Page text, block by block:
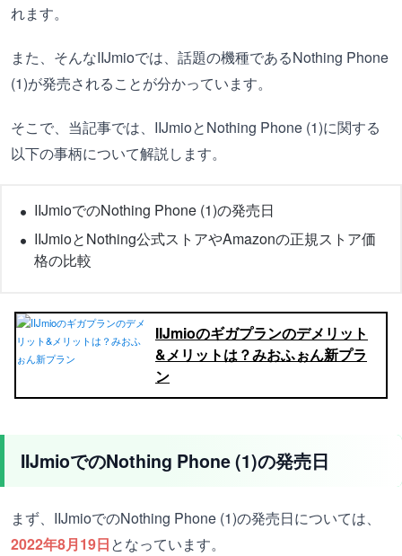
れます。
また、そんなIIJmioでは、話題の機種であるNothing Phone
(1)が発売されることが分かっています。
そこで、当記事では、IIJmioとNothing Phone (1)に関する
以下の事柄について解説します。
IIJmioでのNothing Phone (1)の発売日
IIJmioとNothing公式ストアやAmazonの正規ストア価
格の比較
IIJmioのギガプランのデメリット
&メリットは？みおふぉん新プラ
ン
IIJmioでのNothing Phone (1)の発売日
まず、 IIJmioでのNothing Phone (1)の発売日については、
2022年8月19日となっています。